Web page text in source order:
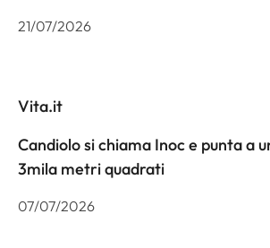
21/07/2026
Vita.it
Candiolo si chiama Inoc e punta a
3mila metri quadrati
07/07/2026